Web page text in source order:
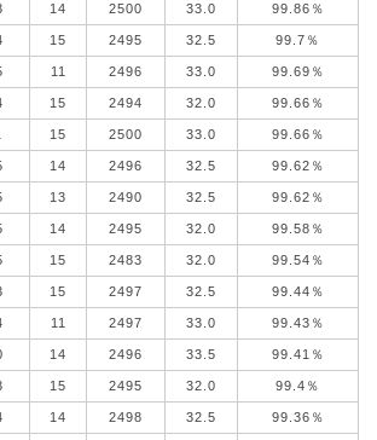
14 2500 33.0 99.86％
15 2495 32.5 99.7％
11 2496 33.0 99.69％
15 2494 32.0 99.66％
15 2500 33.0 99.66％
14 2496 32.5 99.62％
13 2490 32.5 99.62％
14 2495 32.0 99.58％
15 2483 32.0 99.54％
15 2497 32.5 99.44％
11 2497 33.0 99.43％
14 2496 33.5 99.41％
15 2495 32.0 99.4％
14 2498 32.5 99.36％